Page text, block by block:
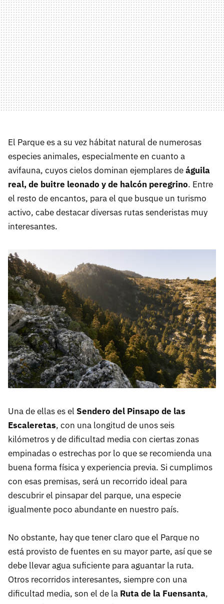
El Parque es a su vez hábitat natural de numerosas
especies animales, especialmente en cuanto a
avifauna, cuyos cielos dominan ejemplares deáguila
real, de buitre leonado y de halcón peregrino. Entre
el resto de encantos, para el que busque un turismo
activo, cabe destacar diversas rutas senderistas muy
interesantes.
Una de ellas es el Sendero del Pinsapo de las
Escaleretas, con una longitud de unos seis
kilómetros y de dificultad media con ciertas zonas
empinadas o estrechas por lo que se recomienda una
buena forma física y experiencia previa. Si cumplimos
con esas premisas, será un recorrido ideal para
descubrir el pinsapar del parque, una especie
igualmente poco abundante en nuestro país.
No obstante, hay que tener claro que el Parque no
está provisto de fuentes en su mayor parte, así que se
debe llevar agua suficiente para aguantar la ruta.
Otros recorridos interesantes, siempre con una
dificultad media, son el de la Ruta de la Fuensanta,